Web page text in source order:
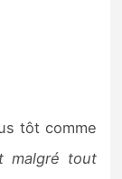
tôt comme
malgré tout